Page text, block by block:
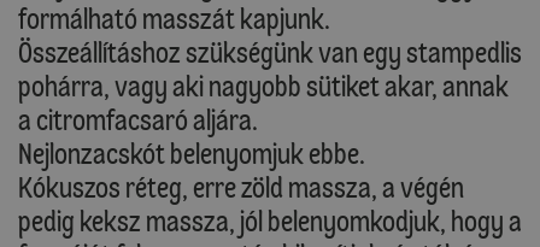
formálható masszát kapjunk.
Összeállításhoz szükségünk van egy stampedlis
pohárra, vagy aki nagyobb sütiket akar, annak
a citromfacsaró aljára.
Nejlonzacskót belenyomjuk ebbe.
Kókuszos réteg, erre zöld massza, a végén
pedig keksz massza, jól belenyomkodjuk, hogy a